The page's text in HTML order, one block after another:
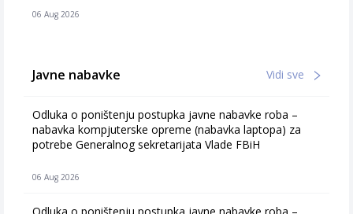
06 Aug 2026
Javne nabavke Vidi sve
Odluka o poništenju postupka javne nabavke roba –
nabavka kompjuterske opreme (nabavka laptopa) za
potrebe Generalnog sekretarijata Vlade FBiH
06 Aug 2026